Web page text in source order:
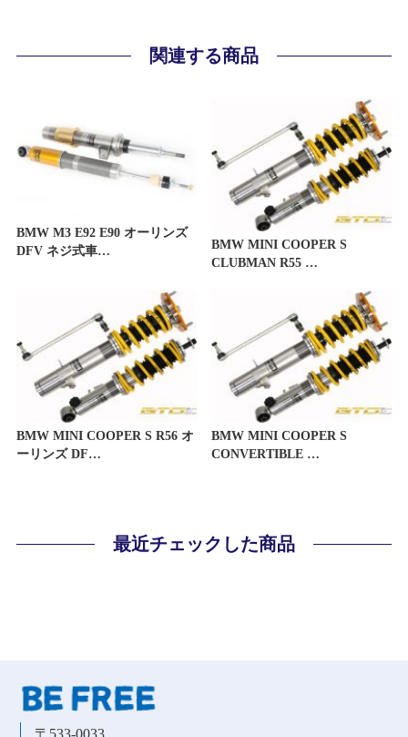
関連する商品
BMW M3 E92 E90 オーリンズ
DFV ネジ式車…
BMW MINI COOPER S
CLUBMAN R55 …
BMW MINI COOPER S R56 オ
ーリンズ DF…
BMW MINI COOPER S
CONVERTIBLE …
最近チェックした商品